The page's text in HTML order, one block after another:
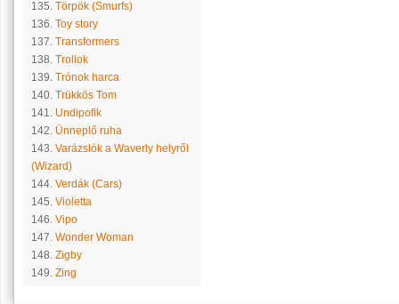
135. Törpök (Smurfs)
136. Toy story
137. Transformers
138. Trollok
139. Trónok harca
140. Trükkös Tom
141. Undipofik
142. Ünneplő ruha
143. Varázslók a Waverly helyről
(Wizard)
144. Verdák (Cars)
145. Violetta
146. Vipo
147. Wonder Woman
148. Zigby
149. Zing